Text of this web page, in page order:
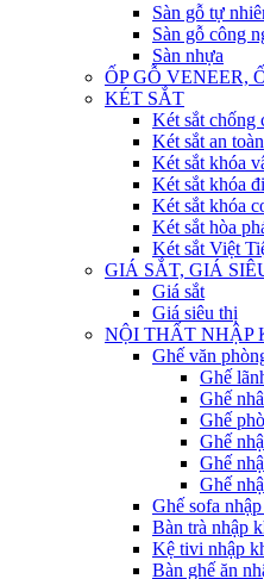
Sàn gỗ tự
Sàn gỗ công
Sàn nhựa
ỐP GỖ VENEER,
KÉT SẮT
Két sắt chống
Két sắt an toàn
Két sắt khóa
Két sắt khóa
Két sắt khóa
Két sắt hòa
Két sắt Việt
GIÁ SẮT, GIÁ
Giá sắt
Giá siêu thị
NỘI THẤT NHẬP
Ghế văn
Ghế
Ghế
Ghế
Ghế
Ghế
Ghế
Ghế sofa
Bàn trà nhập
Kệ tivi nhập
Bàn ghế ăn